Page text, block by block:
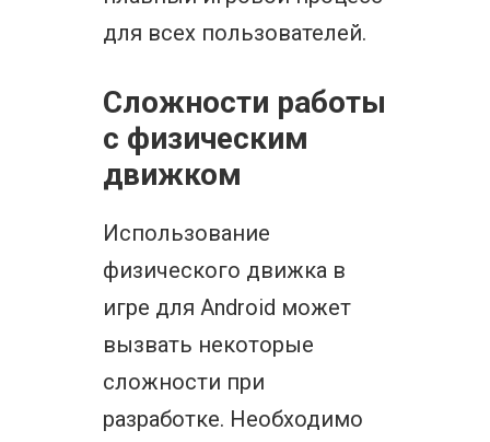
для всех пользователей.
Сложности работы
с физическим
движком
Использование
физического движка в
игре для Android может
вызвать некоторые
сложности при
разработке. Необходимо